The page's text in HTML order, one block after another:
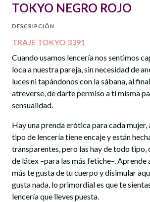
TOKYO NEGRO ROJO
DESCRIPCIÓN
TRAJE TOKYO 3391
Cuando usamos lencería nos sentimos
loca a nuestra pareja, sin necesidad de
luces ni tapándonos con la sábana, al
atreverse, de darte permiso a ti misma
sensualidad.
Hay una prenda erótica para cada
tipo de lencería tiene encaje y están
transparentes, pero las hay de todo
de látex –para las más fetiche–. Aprende
más te gusta de tu cuerpo y disimular
gusta nada, lo primordial es que te
lencería que lleves puesta.